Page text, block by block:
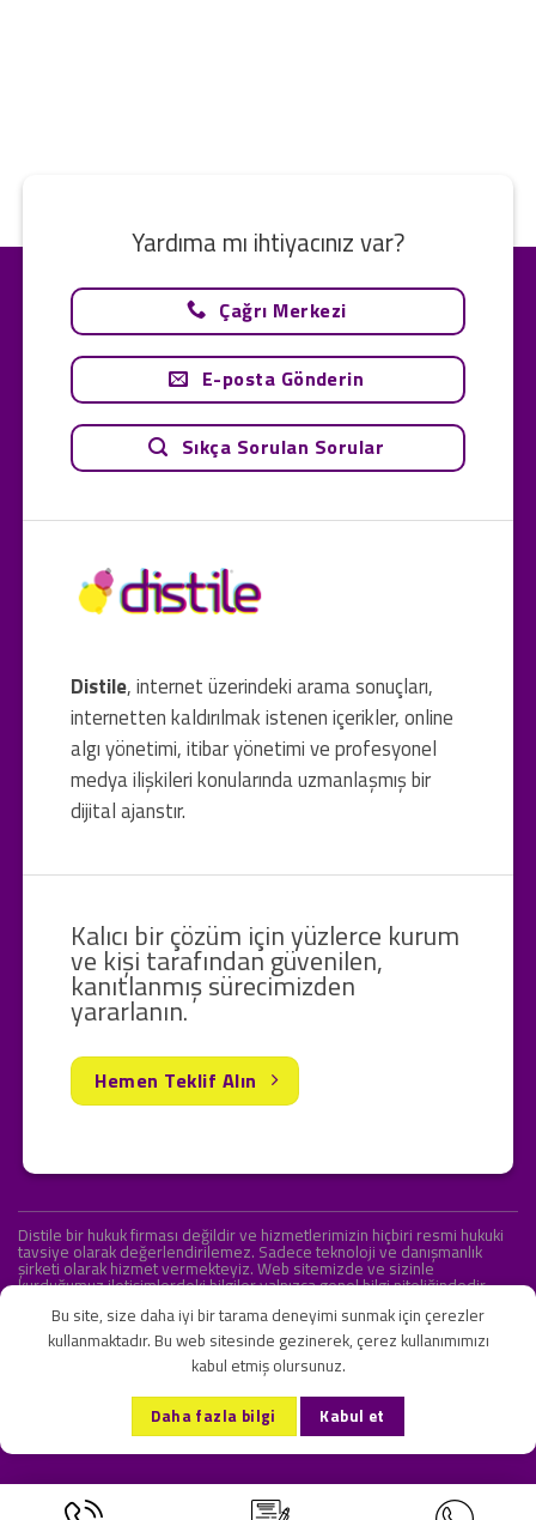
Distile, internet üzerindeki arama sonuçları,
internetten kaldırılmak istenen içerikler, online
algı yönetimi, itibar yönetimi ve profesyonel
medya ilişkileri konularında uzmanlaşmış bir
dijital ajanstır.
Yardıma mı ihtiyacınız var?
Çağrı Merkezi
E-posta Gönderin
Sıkça Sorulan Sorular
Kalıcı bir çözüm için yüzlerce kurum
ve kişi tarafından güvenilen,
kanıtlanmış sürecimizden
yararlanın.
Hemen Teklif Alın
Distile bir hukuk firması değildir ve hizmetlerimizin hiçbiri resmi hukuki
tavsiye olarak değerlendirilemez. Sadece teknoloji ve danışmanlık
şirketi olarak hizmet vermekteyiz. Web sitemizde ve sizinle
kurduğumuz iletişimlerdeki bilgiler yalnızca genel bilgi niteliğindedir.
KVKK ve Gizlilik Sözleşmesi S.S.S. İletişim
Copyright 2026 ©Onlipr Teknoloji ve Ticaret A.Ş.
Bu site, size daha iyi bir tarama deneyimi sunmak için çerezler
kullanmaktadır. Bu web sitesinde gezinerek, çerez kullanımımızı
kabul etmiş olursunuz.
Daha fazla bilgi Kabul et